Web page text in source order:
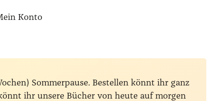
Konto
Sommerpause. Bestellen könnt ihr ganz
ihr unsere Bücher von heute auf morgen